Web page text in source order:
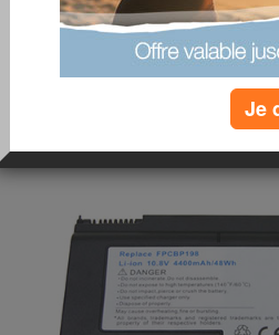
Batterie de Remplacement pour Fujitsu
FPCBP198 4400MAH Batterie
Je